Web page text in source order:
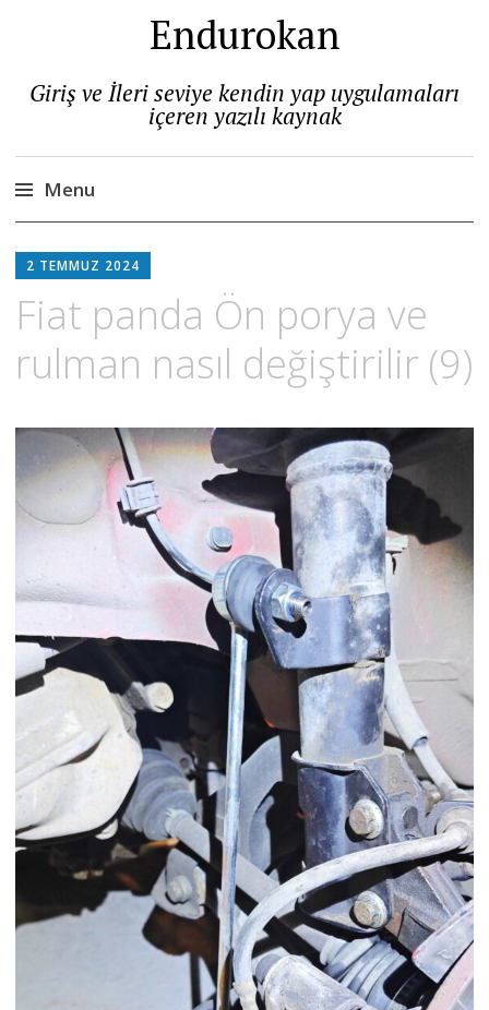
Endurokan
Giriş ve İleri seviye kendin yap uygulamaları
içeren yazılı kaynak
Menu
to
2 TEMMUZ 2024
Fiat panda Ön porya ve
rulman nasıl değiştirilir (9)